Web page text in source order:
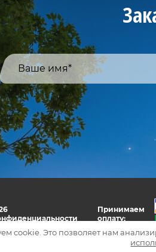
Принимаем
оплату:
cookie. Это позволяет нам